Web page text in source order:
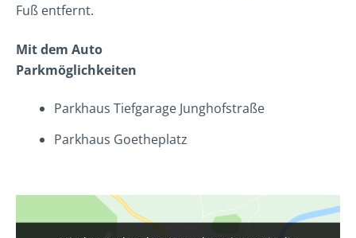
Fuß entfernt.
Mit dem Auto
Parkmöglichkeiten
Parkhaus Tiefgarage Junghofstraße
Parkhaus Goetheplatz